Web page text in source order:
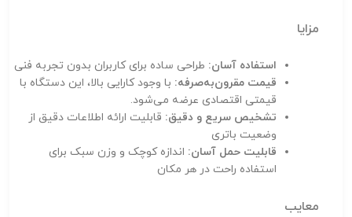
مزایا
استفاده آسان: طراحی ساده برای کاربران بدون تجربه فنی
قیمت مقرون‌به‌صرفه: با وجود کارایی بالا، این دستگاه با
قیمتی اقتصادی عرضه می‌شود.
تشخیص سریع و دقیق: قابلیت ارائه اطلاعات دقیق از
وضعیت باتری
قابلیت حمل آسان: اندازه کوچک و وزن سبک برای
استفاده راحت در هر مکان
معایب